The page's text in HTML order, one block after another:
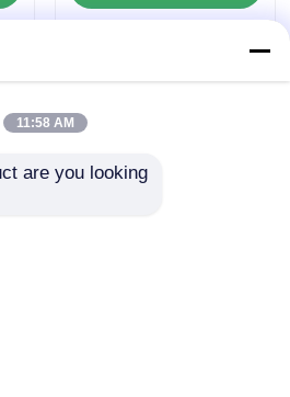
T6 para zonas
© 2026 Ningbo
11:58 AM
are you looking